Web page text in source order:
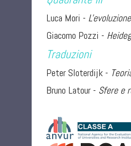
Luca Mori -
Giacomo Pozzi -
Traduzioni
Peter Sloterdijk -
Bruno Latour - Sfere e